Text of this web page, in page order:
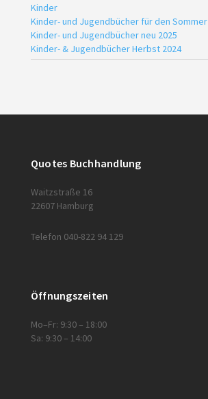
Kinder
Kinder- und Jugendbücher für den Sommer
Kinder- und Jugendbücher neu 2025
Kinder- & Jugendbücher Herbst 2024
Quotes Buchhandlung
Waitzstraße 16
22607 Hamburg
Telefon 040-822 94 129
Öffnungszeiten
Mo–Fr: 9:30 – 18:00
Sa: 9:30 – 14:00